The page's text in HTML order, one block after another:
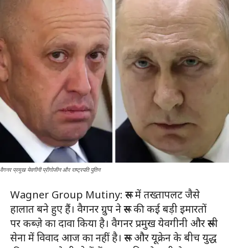
वैगनर प्रमुख येवगीनी प्रीगोजीन और राष्ट्रपति पुतिन
Wagner Group Mutiny: रूस में तख्तापलट जैसे
हालात बने हुए हैं। वैगनर ग्रुप ने रूस की कई बड़ी इमारतों
पर कब्ज़े का दावा किया है। वैगनर प्रमुख येवगीनी और रूसी
सेना में विवाद आज का नहीं है। रूस और यूक्रेन के बीच युद्ध